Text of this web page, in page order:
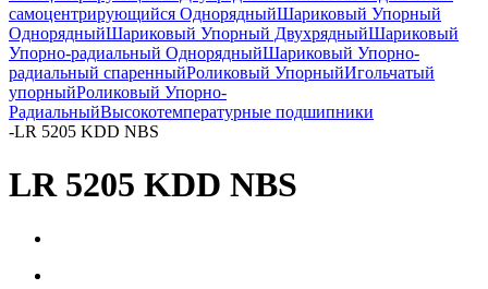
самоцентрирующийся ОднорядныйШариковый Упорный
ОднорядныйШариковый Упорный ДвухрядныйШариковый
Упорно-радиальный ОднорядныйШариковый Упорно-
радиальный спаренныйРоликовый УпорныйИгольчатый
упорныйРоликовый Упорно-
РадиальныйВысокотемпературные подшипники
-LR 5205 KDD NBS
LR 5205 KDD NBS